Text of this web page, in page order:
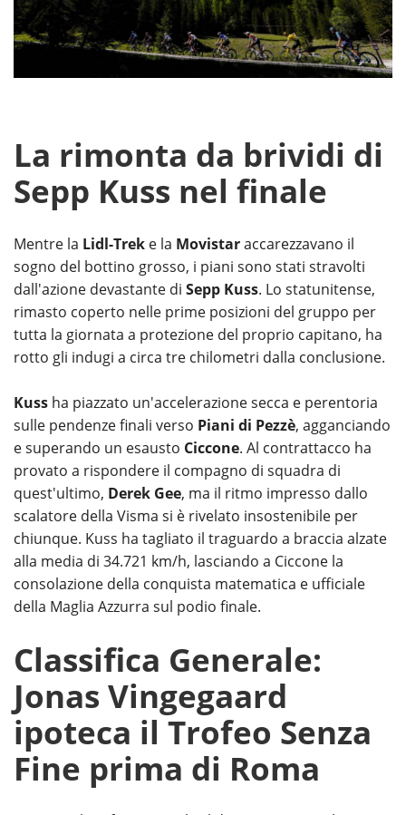
La rimonta da brividi di
Sepp Kuss nel finale
Mentre la Lidl-Trek e la Movistaraccarezzavano il
sogno del bottino grosso, i piani sono stati stravolti
dall'azione devastante di Sepp Kuss. Lo statunitense,
rimasto coperto nelle prime posizioni del gruppo per
tutta la giornata a protezione del proprio capitano, ha
rotto gli indugi a circa tre chilometri dalla conclusione.
Kuss ha piazzato un'accelerazione secca e perentoria
sulle pendenze finali verso Piani di Pezzè, agganciando
e superando un esausto Ciccone. Al contrattacco ha
provato a rispondere il compagno di squadra di
quest'ultimo, Derek Gee, ma il ritmo impresso dallo
scalatore della Visma si è rivelato insostenibile per
chiunque. Kuss ha tagliato il traguardo a braccia alzate
alla media di 34.721 km/h, lasciando a Ciccone la
consolazione della conquista matematica e ufficiale
della Maglia Azzurra sul podio finale.
Classifica Generale:
Jonas Vingegaard
ipoteca il Trofeo Senza
Fine prima di Roma